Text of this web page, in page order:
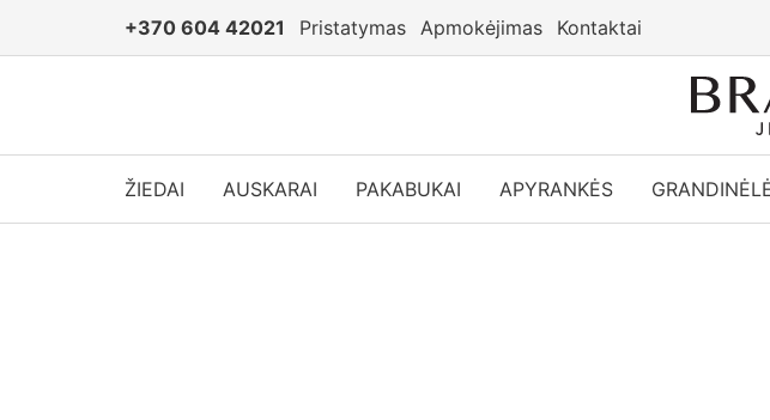
+370 604 42021 Pristatymas Apmokėjimas Kontaktai
ŽIEDAI AUSKARAI PAKABUKAI APYRANKĖS